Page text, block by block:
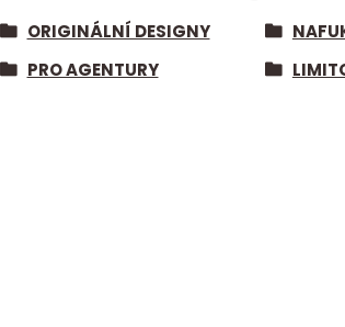
ORIGINÁLNÍ DESIGNY
PRO AGENTURY